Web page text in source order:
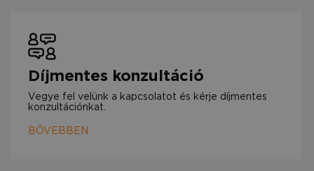
Díjmentes konzultáció
Vegye fel velünk a kapcsolatot és kérje díjmentes
konzultációnkat.
BŐVEBBEN